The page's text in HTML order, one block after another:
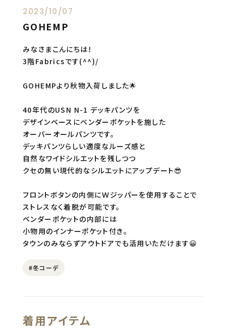
2023/10/07
GOHEMP
みなさまこんにちは！
3階Fabricsです(^^)/
GOHEMPより秋物入荷しました🌟
40年代のUSN N-1 デッキパンツを
デザインベースにベンダーポケットを施した
オーバーオールパンツです。
デッキパンツらしい適度なルーズ感と
自然なワイドシルエットを残しつつ
クセの無い現代的なシルエットにアップデート😎
フロントボタンの内側にＷジッパーを使用することで
ストレスなく着脱が可能です。
ベンダーポケットの内部には
小物用のインナーポケット付き。
タウンのみならずアウトドアでも活用いただけます😀
#冬コーデ
着用アイテム